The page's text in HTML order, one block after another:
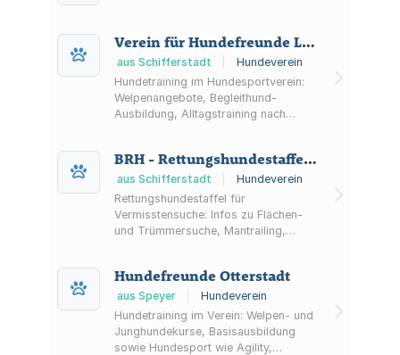
Verein für Hundefreunde Limburgerhof
aus Schifferstadt
Hundeverein
Hundetraining im Hundesportverein:
Welpenangebote, Begleithund-
Ausbildung, Alltagstraining nach
BRH - Rettungshundestaffel Ludwigshafen-Mannheim e.V.
aus Schifferstadt
Hundeverein
Rettungshundestaffel für
Vermisstensuche: Infos zu Flächen-
und Trümmersuche, Mantrailing,
Ludwigshafen-Mannheim.
Hundefreunde Otterstadt
aus Speyer
Hundeverein
Hundetraining im Verein: Welpen- und
Junghundekurse, Basisausbildung
sowie Hundesport wie Agility,